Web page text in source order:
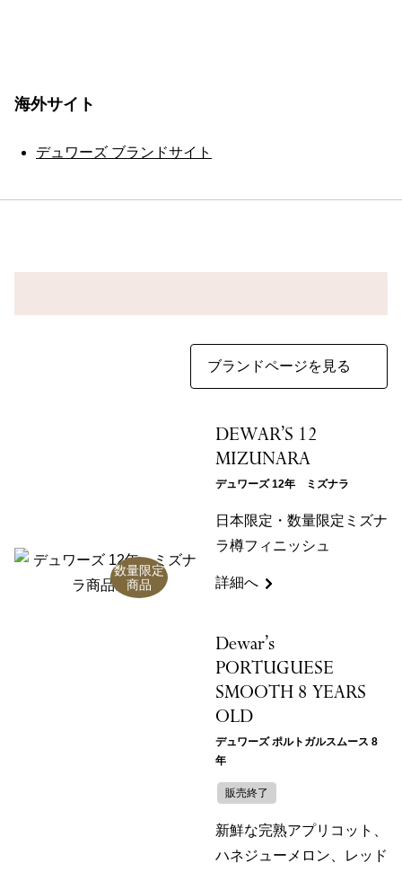
海外サイト
デュワーズ ブランドサイト
ブランドページを見る
数量限定
商品
DEWAR’S 12
MIZUNARA
デュワーズ 12年 ミズナラ
日本限定・数量限定ミズナ
ラ樽フィニッシュ
詳細へ
Dewar’s
PORTUGUESE
SMOOTH 8 YEARS
OLD
デュワーズ ポルトガルスムース 8
年
販売終了
新鮮な完熟アプリコット、
ハネジューメロン、レッド